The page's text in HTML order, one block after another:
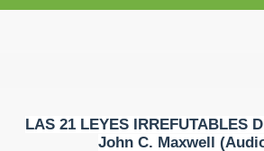
LAS 21 LEYES IRREFUTABLES
John C. Maxwell